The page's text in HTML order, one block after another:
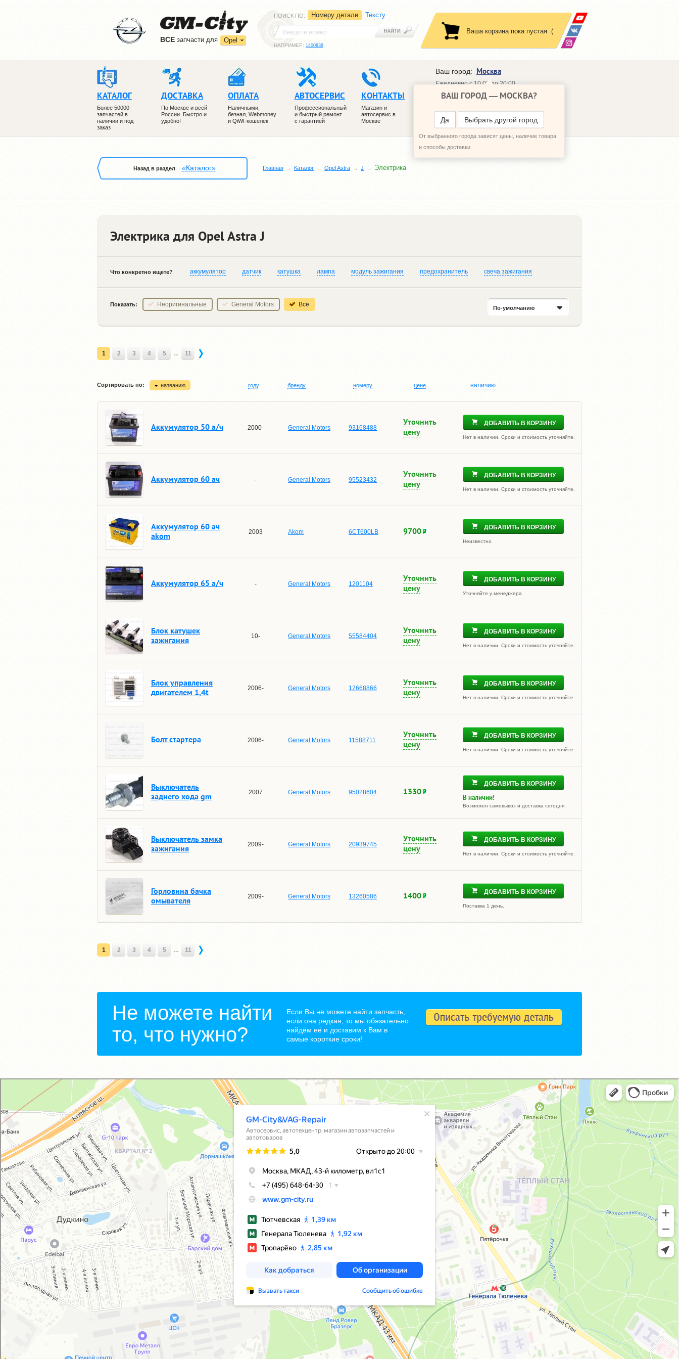
ВCE запчасти для Opel
ПОИСК ПО: Номеру детали Тексту
НАПРИМЕР: 1400838
Ваша корзина пока пустая :(
КАТАЛОГ
Более 50000
запчастей в
наличии и под
заказ
ДОСТАВКА
По Москве и всей
России. Быстро и
удобно!
ОПЛАТА
Наличными,
безнал, Webmoney
и QiWI-кошелек
АВТОСЕРВИС
Профессиональный
и быстрый ремонт
с гарантией
КОНТАКТЫ
Магазин и
автосервис в
Москве
Ваш город: Москва
ВАШ ГОРОД — МОСКВА?
Да Выбрать другой город
От выбранного города зависят цены, наличие товара
и способы доставки
Ежедневно с 10:00 до 20:00
+7 (495) 648-64-30
ПЕРЕЗВОНИТЬ МНЕ
Назад в раздел «Каталог» Главная Каталог Opel Astra J Электрика
Электрика для Opel Astra J
Что конкретно ищете? аккумулятор датчик катушка лампа модуль зажигания предохранитель свеча зажигания
Показать: Неоригинальные General Motors Всё По-умолчанию
1 2 3 4 5 ... 11
Сортировать по: названию году бренду номеру цене наличию
Аккумулятор 50 а/ч 2000- General Motors 93168488
Уточнить
цену
ДОБАВИТЬ В КОРЗИНУ
Нет в наличии. Сроки и стоимость уточняйте.
Аккумулятор 60 ач - General Motors 95523432
Уточнить
цену
ДОБАВИТЬ В КОРЗИНУ
Нет в наличии. Сроки и стоимость уточняйте.
Аккумулятор 60 ач
akom
2003 Akom 6CT600LB 9700 ДОБАВИТЬ В КОРЗИНУ
Неизвестно
Аккумулятор 65 а/ч - General Motors 1201104
Уточнить
цену
ДОБАВИТЬ В КОРЗИНУ
Уточняйте у менеджера
Блок катушек
зажигания
10- General Motors 55584404
Уточнить
цену
ДОБАВИТЬ В КОРЗИНУ
Нет в наличии. Сроки и стоимость уточняйте.
Блок управления
двигателем 1,4t
2006- General Motors 12668866
Уточнить
цену
ДОБАВИТЬ В КОРЗИНУ
Нет в наличии. Сроки и стоимость уточняйте.
Болт стартера 2006- General Motors 11588711
Уточнить
цену
ДОБАВИТЬ В КОРЗИНУ
Нет в наличии. Сроки и стоимость уточняйте.
Выключатель
заднего хода gm
2007 General Motors 95028604 1330
ДОБАВИТЬ В КОРЗИНУ
В наличии!
Возможен самовывоз и доставка сегодня.
Выключатель замка
зажигания
2009- General Motors 20939745
Уточнить
цену
ДОБАВИТЬ В КОРЗИНУ
Нет в наличии. Сроки и стоимость уточняйте.
Горловина бачка
омывателя
2009- General Motors 13260586 1400 ДОБАВИТЬ В КОРЗИНУ
Поставка 1 день.
1 2 3 4 5 ... 11
Не можете найти
то, что нужно?
Если Вы не можете найти запчасть,
если она редкая, то мы обязательно
найдём её и доставим к Вам в
самые короткие сроки!
GM-City&VAG-Repair
Автосервис, автотехцентр в Москве
Магазин автозапчастей и автотоваров в Москве